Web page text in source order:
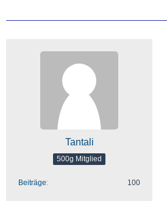
Tantali
500g Mitglied
Beiträge 100